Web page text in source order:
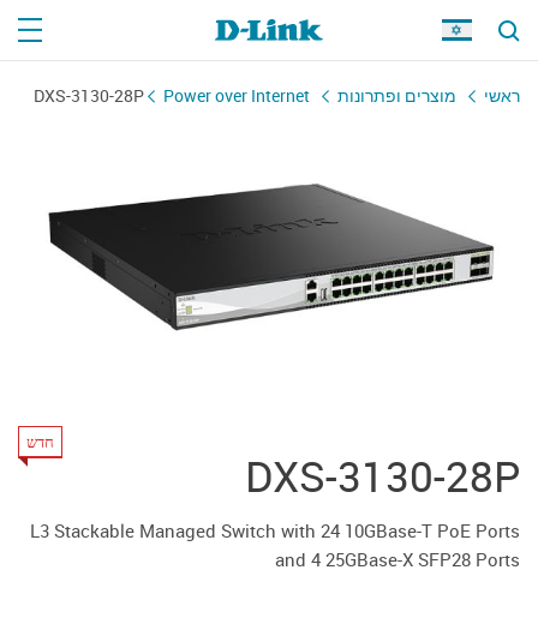
ראשי מוצרים ופתרונות Power over Internet
DXS-3130-28P
DXS-3130-28P
חדש
L3 Stackable Managed Switch with 24 10GBase-T PoE Ports
and 4 25GBase-X SFP28 Ports